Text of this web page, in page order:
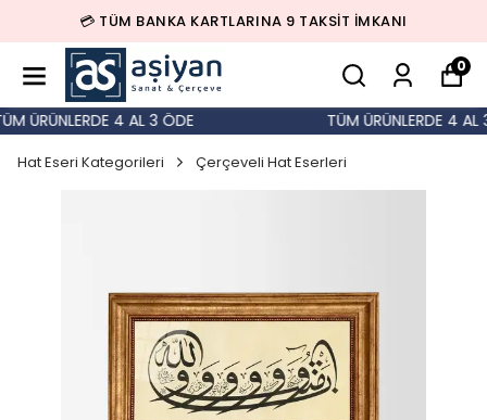
💳 TÜM BANKA KARTLARINA 9 TAKSİT İMKANI
0
ÜRÜNLERDE 4 AL 3 ÖDE TÜM ÜRÜNLERDE 4 AL 3
Hat Eseri Kategorileri Çerçeveli Hat Eserleri